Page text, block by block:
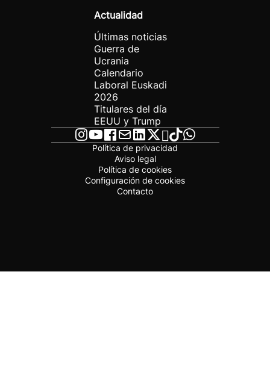
Actualidad
Últimas noticias
Guerra de
Ucrania
Calendario
Laboral Euskadi
2026
Titulares del día
EEUU y Trump
Política de privacidad
Aviso legal
Política de cookies
Configuración de cookies
Contacto